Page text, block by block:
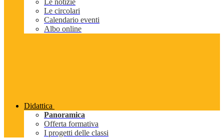
Le notizie
Le circolari
Calendario eventi
Albo online
Didattica
Panoramica
Offerta formativa
I progetti delle classi